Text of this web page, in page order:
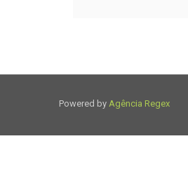
Powered by Agência Regex